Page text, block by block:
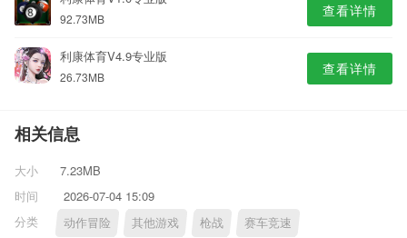
92.73MB 查看详情
利康体育V4.9专业版
26.73MB 查看详情
相关信息
大小
7.23MB
时间
2026-07-04 15:09
分类
动作冒险 其他游戏 枪战 赛车竞速